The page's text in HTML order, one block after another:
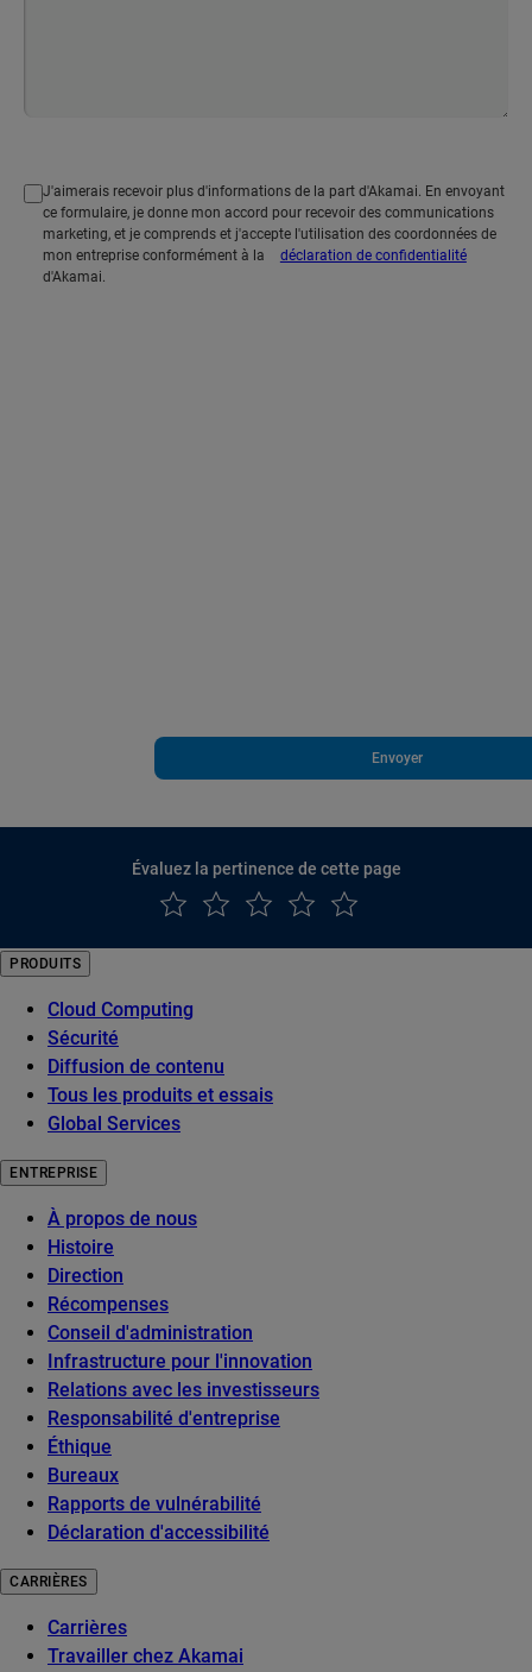
J'aimerais recevoir plus d'informations de la part d'Akamai. En envoyant
ce formulaire, je donne mon accord pour recevoir des communications
marketing, et je comprends et j'accepte l'utilisation des coordonnées de
mon entreprise conformément à la
déclaration de confidentialité
d'Akamai.
Envoyer
Évaluez la pertinence de cette page
PRODUITS
Cloud Computing
Sécurité
Diffusion de contenu
Tous les produits et essais
Global Services
ENTREPRISE
À propos de nous
Histoire
Direction
Récompenses
Conseil d'administration
Infrastructure pour l'innovation
Relations avec les investisseurs
Responsabilité d'entreprise
Éthique
Bureaux
Rapports de vulnérabilité
Déclaration d'accessibilité
CARRIÈRES
Carrières
Travailler chez Akamai